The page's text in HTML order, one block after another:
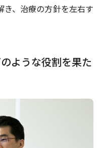
、治療の⽅針を左右す
ような役割を果た